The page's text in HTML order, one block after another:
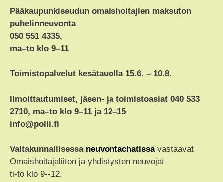
Pääkaupunkiseudun omaishoitajien maksuton
puhelinneuvonta
050 551 4335,
ma–to klo 9–11
Toimistopalvelut kesätauolla 15.6. – 10.8.
Ilmoittautumiset, jäsen- ja toimistoasiat 040 533
2710, ma–to klo 9–11 ja 12–15
info@polli.fi
Valtakunnallisessa neuvontachatissavastaavat
Omaishoitajaliiton ja yhdistysten neuvojat
ti-to klo 9--12.